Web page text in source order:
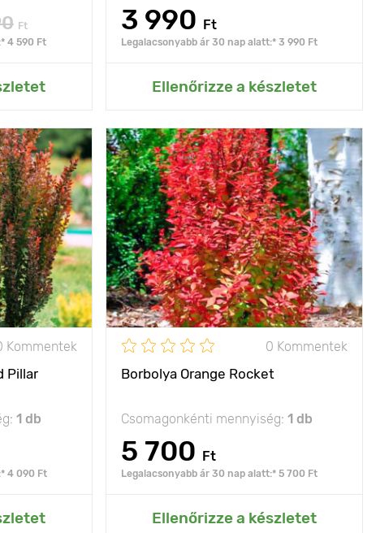
Ft
4 590 Ft
3 990 Ft
Legalacsonyabb ár 30 nap alatt:* 3 990 Ft
Ellenőrizze a készletet
Hozzáadás az Én kertemhez
Kommentek
Pillar
1 db
4 090 Ft
szép cserje
szegélyekhez
120 - 150 cm
150 - 200 cm
nap, félárnyék
- 29°С
0 Kommentek
Borbolya Orange Rocket
Csomagonkénti mennyiség: 1 db
5 700 Ft
Legalacsonyabb ár 30 nap alatt:* 5 700 Ft
Ellenőrizze a készletet